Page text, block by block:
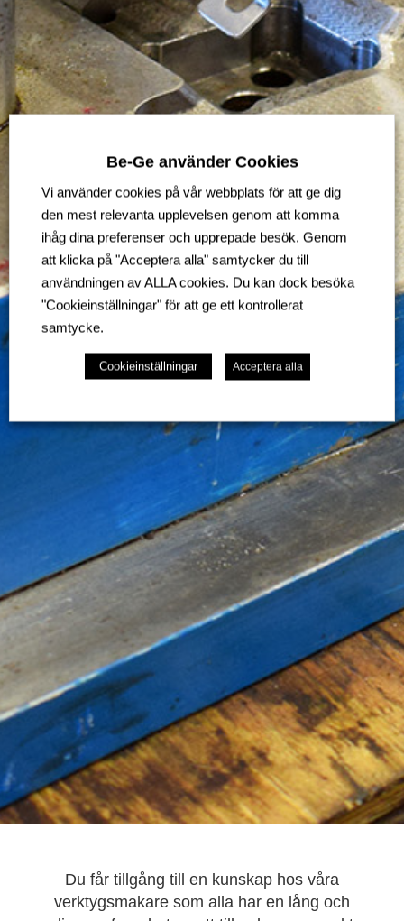
Du får tillgång till en kunskap hos våra
verktygsmakare som alla har en lång och
Be-Ge använder Cookies
Vi använder cookies på vår webbplats för att ge dig
den mest relevanta upplevelsen genom att komma
ihåg dina preferenser och upprepade besök. Genom
att klicka på "Acceptera alla" samtycker du till
användningen av ALLA cookies. Du kan dock besöka
"Cookieinställningar" för att ge ett kontrollerat
samtycke.
Cookieinställningar Acceptera alla